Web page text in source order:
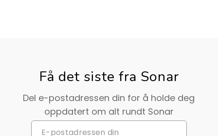
Få det siste fra Sonar
Del e-postadressen din for å holde deg
oppdatert om alt rundt Sonar